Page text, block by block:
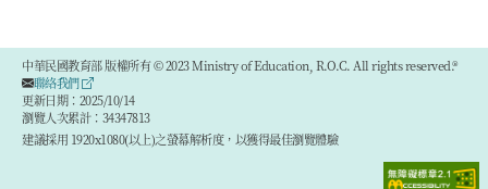
中華民國教育部 版權所有 © 2023 Ministry of Education, R.O.C. All rights reserved.®
聯絡我們
更新日期：2025/10/14
瀏覽人次累計：34347813
建議採用 1920x1080(以上)之螢幕解析度，以獲得最佳瀏覽體驗